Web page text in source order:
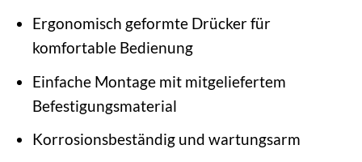
Ergonomisch geformte Drücker für
komfortable Bedienung
Einfache Montage mit mitgeliefertem
Befestigungsmaterial
Korrosionsbeständig und wartungsarm